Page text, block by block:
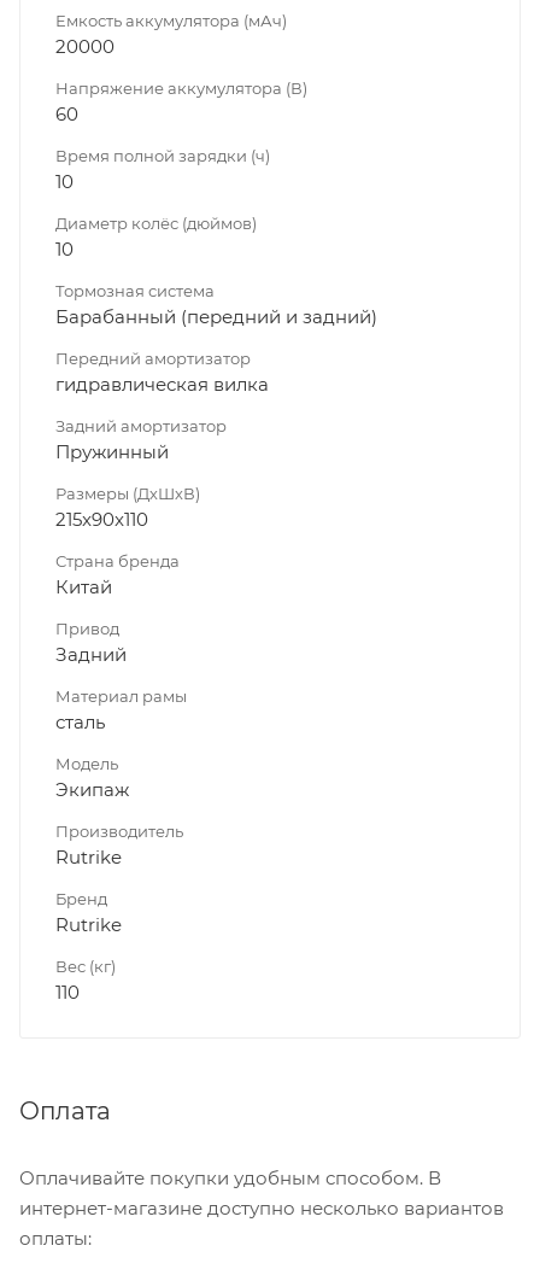
Емкость аккумулятора (мАч)
20000
Напряжение аккумулятора (В)
60
Время полной зарядки (ч)
10
Диаметр колёс (дюймов)
10
Тормозная система
Барабанный (передний и задний)
Передний амортизатор
гидравлическая вилка
Задний амортизатор
Пружинный
Размеры (ДхШхВ)
215x90x110
Страна бренда
Китай
Привод
Задний
Материал рамы
сталь
Модель
Экипаж
Производитель
Rutrike
Бренд
Rutrike
Вес (кг)
110
Оплата
Оплачивайте покупки удобным способом. В
интернет-магазине доступно несколько вариантов
оплаты: